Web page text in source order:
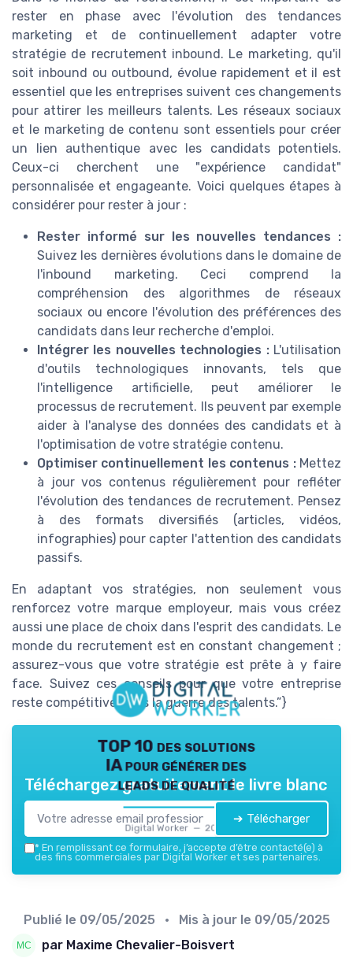
rester en phase avec l'évolution des tendances
marketing et de continuellement adapter votre
stratégie de recrutement inbound. Le marketing, qu'il
soit inbound ou outbound, évolue rapidement et il est
essentiel que les entreprises suivent ces changements
pour attirer les meilleurs talents. Les réseaux sociaux
et le marketing de contenu sont essentiels pour créer
un lien authentique avec les candidats potentiels.
Ceux-ci cherchent une "expérience candidat"
personnalisée et engageante. Voici quelques étapes à
considérer pour rester à jour :
Rester informé sur les nouvelles tendances :
Suivez les dernières évolutions dans le domaine de
l'inbound marketing. Ceci comprend la
compréhension des algorithmes de réseaux
sociaux ou encore l'évolution des préférences des
candidats dans leur recherche d'emploi.
Intégrer les nouvelles technologies :L'utilisation
d'outils technologiques innovants, tels que
l'intelligence artificielle, peut améliorer le
processus de recrutement. Ils peuvent par exemple
aider à l'analyse des données des candidats et à
l'optimisation de votre stratégie contenu.
Optimiser continuellement les contenus :Mettez
à jour vos contenus régulièrement pour refléter
l'évolution des tendances de recrutement. Pensez
à des formats diversifiés (articles, vidéos,
infographies) pour capter l'attention des candidats
passifs.
En adaptant vos stratégies, non seulement vous
renforcez votre marque employeur, mais vous créez
aussi une place de choix dans l'esprit des candidats. Le
monde du recrutement est en constant changement ;
assurez-vous que votre stratégie est prête à y faire
face. Suivez ces conseils pour que votre entreprise
reste compétitive dans la guerre des talents.”}
TOP 10 des solutions
IA pour générer des
leads de qualité
Digital Worker — 2026
Téléchargez gratuitement le livre blanc
➔ Télécharger
* En remplissant ce formulaire, j’accepte d’être contacté(e) à
des fins commerciales par Digital Worker et ses partenaires.
Publié le 09/05/2025 • Mis à jour le 09/05/2025
par Maxime Chevalier-Boisvert